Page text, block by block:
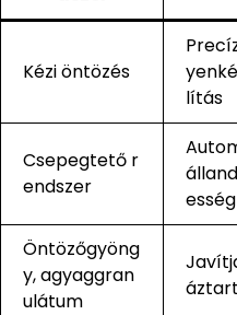
Kézi öntözés
lítás
Csepegtető r
endszer
esség
Öntözőgyöng
y, agyaggran
ulátum